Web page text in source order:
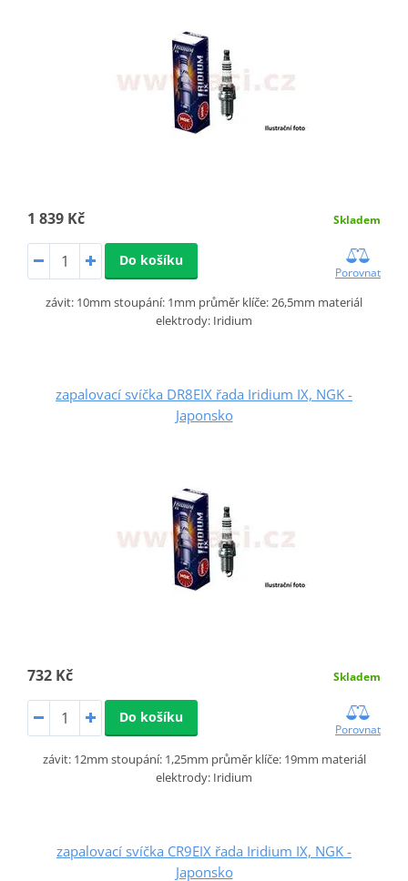
1 839 Kč Skladem
Do košíku
Porovnat
závit: 10mm stoupání: 1mm průměr klíče: 26,5mm materiál
elektrody: Iridium
zapalovací svíčka DR8EIX řada Iridium IX, NGK -
Japonsko
732 Kč Skladem
Do košíku
Porovnat
závit: 12mm stoupání: 1,25mm průměr klíče: 19mm materiál
elektrody: Iridium
zapalovací svíčka CR9EIX řada Iridium IX, NGK -
Japonsko